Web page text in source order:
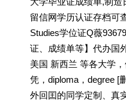
留信网学历认证存档可
Studies学位证Q薇
证、成绩单等】代办国
美国 新西兰 等各大学
凭，diploma，degree [
外回囯的同学定制、真